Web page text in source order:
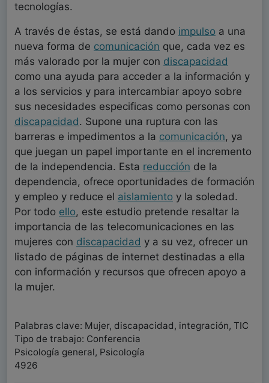
tecnologías.
A través de éstas, se está dando impulso a una
nueva forma de comunicación que, cada vez es
más valorado por la mujer con discapacidad
como una ayuda para acceder a la información y
a los servicios y para intercambiar apoyo sobre
sus necesidades especificas como personas con
discapacidad. Supone una ruptura con las
barreras e impedimentos a la comunicación, ya
que juegan un papel importante en el incremento
de la independencia. Esta reducción de la
dependencia, ofrece oportunidades de formación
y empleo y reduce el aislamiento y la soledad.
Por todo ello, este estudio pretende resaltar la
importancia de las telecomunicaciones en las
mujeres con discapacidad y a su vez, ofrecer un
listado de páginas de internet destinadas a ella
con información y recursos que ofrecen apoyo a
la mujer.
Palabras clave: Mujer, discapacidad, integración, TIC
Tipo de trabajo: Conferencia
Psicología general, Psicología
4926